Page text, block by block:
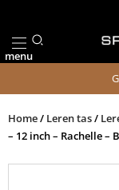
de
inhoud
menu
Home/ Leren tas/
– 12 inch – Rachelle –